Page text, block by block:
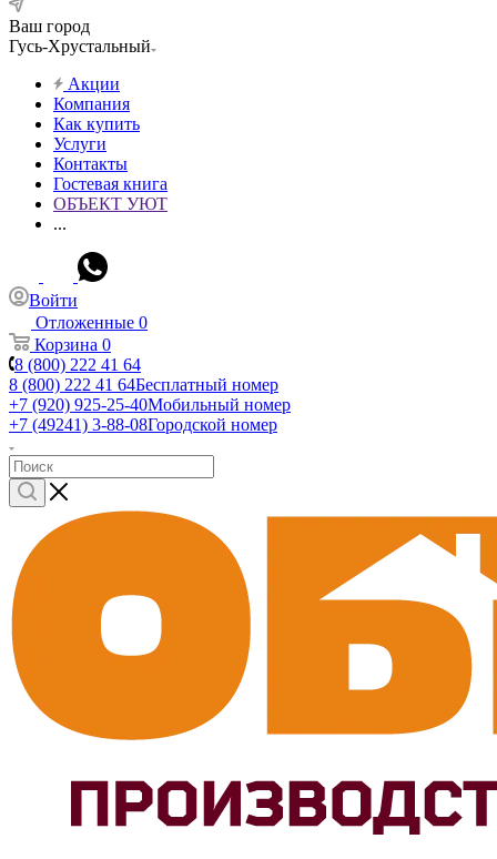
Ваш город
Гусь-Хрустальный
Акции
Компания
Как купить
Услуги
Контакты
Гостевая книга
ОБЪЕКТ УЮТ
...
Войти
Отложенные 0
Корзина 0
8 (800) 222 41 64
8 (800) 222 41 64Бесплатный номер
+7 (920) 925-25-40Мобильный номер
+7 (49241) 3-88-08Городской номер